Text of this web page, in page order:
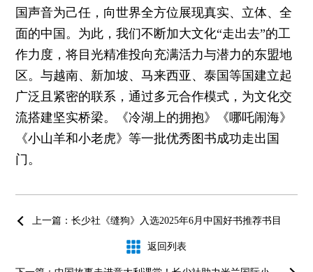
国声音为己任，向世界全方位展现真实、立体、全
面的中国。为此，我们不断加大文化“走出去”的工
作力度，将目光精准投向充满活力与潜力的东盟地
区。与越南、新加坡、马来西亚、泰国等国建立起
广泛且紧密的联系，通过多元合作模式，为文化交
流搭建坚实桥梁。《冷湖上的拥抱》《哪吒闹海》
《小山羊和小老虎》等一批优秀图书成功走出国
门。
上一篇：长少社《缝狗》入选2025年6月中国好书推荐书目
返回列表